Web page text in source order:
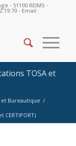
- 51100 REIMS -
- Email :
TOSA et
et Bureautique /